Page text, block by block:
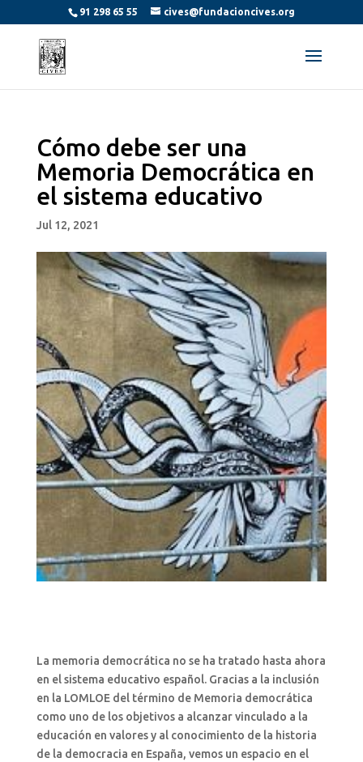
91 298 65 55 cives@fundacioncives.org
Cómo debe ser una
Memoria Democrática en
el sistema educativo
Jul 12, 2021
La memoria democrática no se ha tratado hasta ahora
en el sistema educativo español. Gracias a la inclusión
en la LOMLOE del término de Memoria democrática
como uno de los objetivos a alcanzar vinculado a la
educación en valores y al conocimiento de la historia
de la democracia en España, vemos un espacio en el